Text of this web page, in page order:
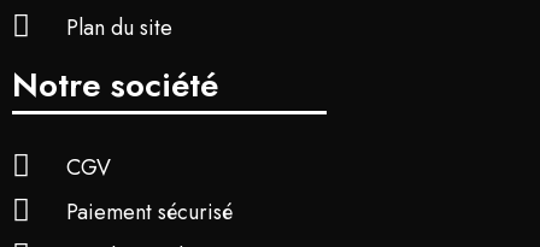
Plan du site
Notre société
CGV
Paiement sécurisé